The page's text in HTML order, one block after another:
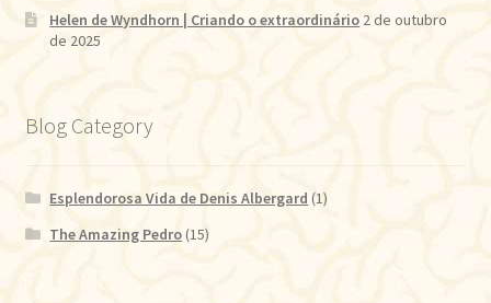
Helen de Wyndhorn | Criando o extraordinário 2 de outubro
de 2025
Blog Category
Esplendorosa Vida de Denis Albergard (1)
The Amazing Pedro (15)